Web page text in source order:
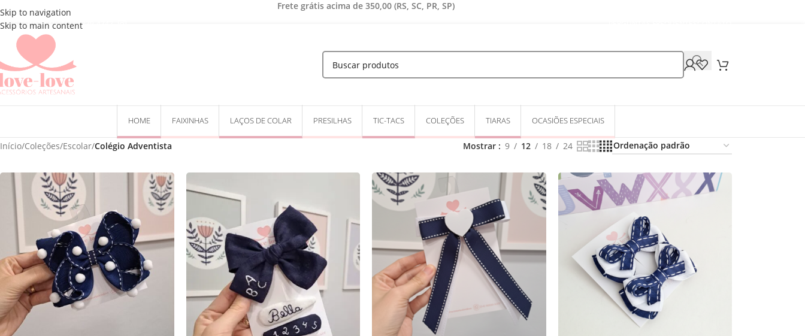
Skip to navigation
Skip to main content
Frete grátis acima de 350,00 (RS, SC, PR, SP)
FALE CONOSCO: (11) 95379-4742
HOME FAIXINHAS LAÇOS DE COLAR PRESILHAS TIC-TACS COLEÇÕES TIARAS OCASIÕES ESPECIAIS
Início/Coleções/Escolar/Colégio Adventista Mostrar 9 12 18 24